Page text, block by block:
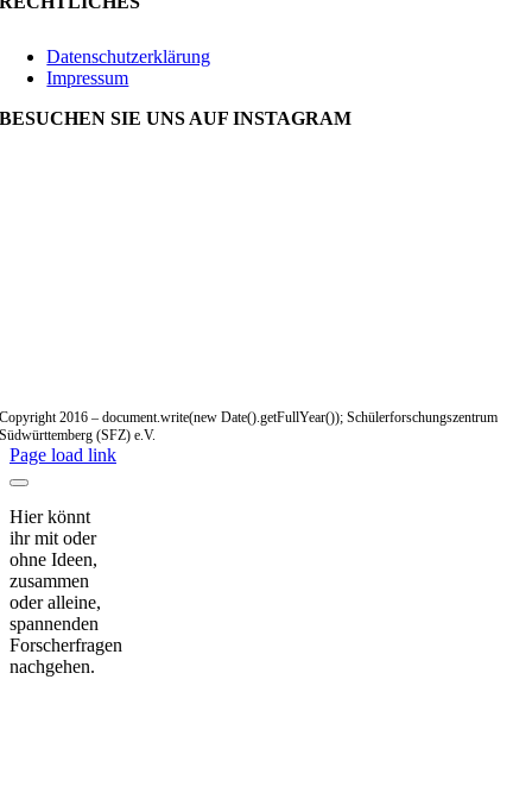
Datenschutzerklärung
Impressum
BESUCHEN SIE UNS AUF INSTAGRAM
Copyright 2016 – document.write(new Date().getFullYear()); Schülerforschungszentrum
Südwürttemberg (SFZ) e.V.
Page load link
Hier könnt
ihr mit oder
ohne Ideen,
zusammen
oder alleine,
spannenden
Forscherfragen
nachgehen.